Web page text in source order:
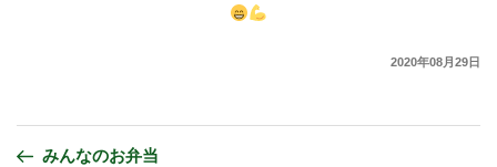
2020年08月29日
みんなのお弁当